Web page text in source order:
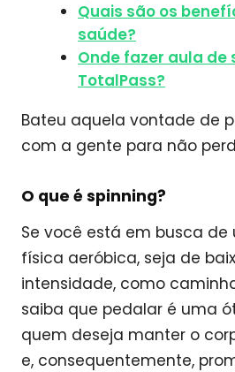
Quais são os
saúde?
Onde fazer aula de
TotalPass?
Bateu aquela vontade de
com a gente para não
O que é spinning?
Se você está em busca
física aeróbica, seja de
intensidade, como
saiba que pedalar é uma
quem deseja manter o
e, consequentemente,